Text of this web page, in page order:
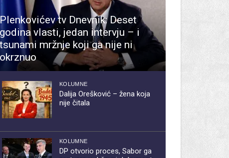
Plenkovićev tv Dnevnik: Deset
godina vlasti, jedan intervju – i
tsunami mržnje koji ga nije ni
okrznuo
KOLUMNE
Dalija Orešković – žena koja
nije čitala
KOLUMNE
DP otvorio proces, Sabor ga